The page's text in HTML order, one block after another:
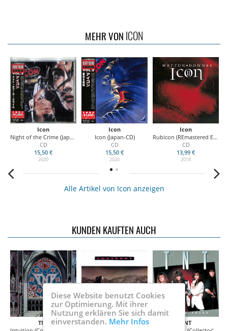
MEHR VON ICON
Icon
Night of the Crime (Japan-CD)
CD
15,50 €
2020
Icon
Icon (Japan-CD)
CD
15,50 €
2020
Icon
Rubicon (REmastered Edition)
CD
13,99 €
2018
Alle Artikel von Icon anzeigen
KUNDEN KAUFTEN AUCH
TNT
Loverboy
TNT
Diese Website benutzt Cookies
zur Optimierung. Mit ihrer
Nutzung erklären Sie sich damit
einverstanden. Mehr Infos